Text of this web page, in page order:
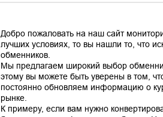
Добро пожаловать на наш сайт
лучших условиях, то вы нашли то, что
обменников.
Мы предлагаем широкий выбор
этому вы можете быть уверены в том,
постоянно обновляем информацию о
рынке.
К примеру, если вам нужно